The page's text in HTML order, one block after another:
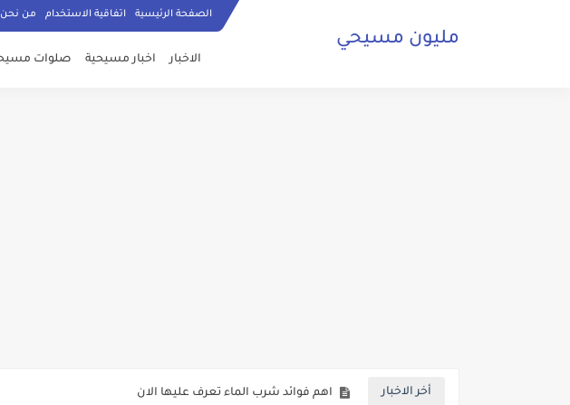
الصفحة الرئيسية اتفاقية الاستخدام من نحن
مليون مسيحي
الاخبار اخبار مسيحية صلوات
أخر الاخبار بالفيديو شخص من الفصائل المسلحة يهدد المسيحيين في سوريا